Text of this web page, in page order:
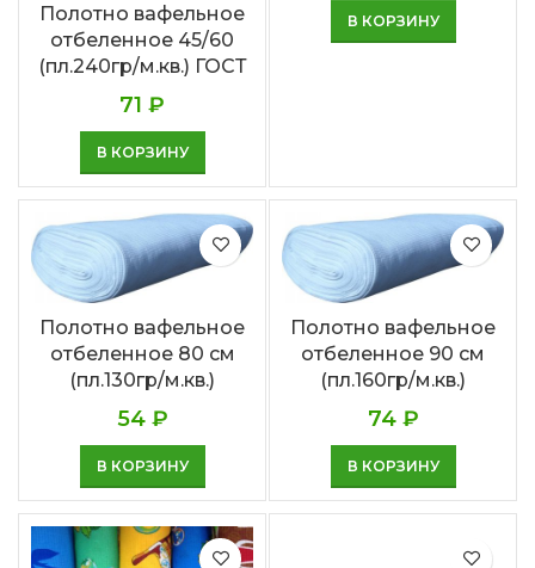
Полотно вафельное
отбеленное 45/60
(пл.240гр/м.кв.) ГОСТ
71 ₽
В КОРЗИНУ
В КОРЗИНУ
Полотно вафельное
отбеленное 80 см
(пл.130гр/м.кв.)
54 ₽
В КОРЗИНУ
Полотно вафельное
отбеленное 90 см
(пл.160гр/м.кв.)
74 ₽
В КОРЗИНУ